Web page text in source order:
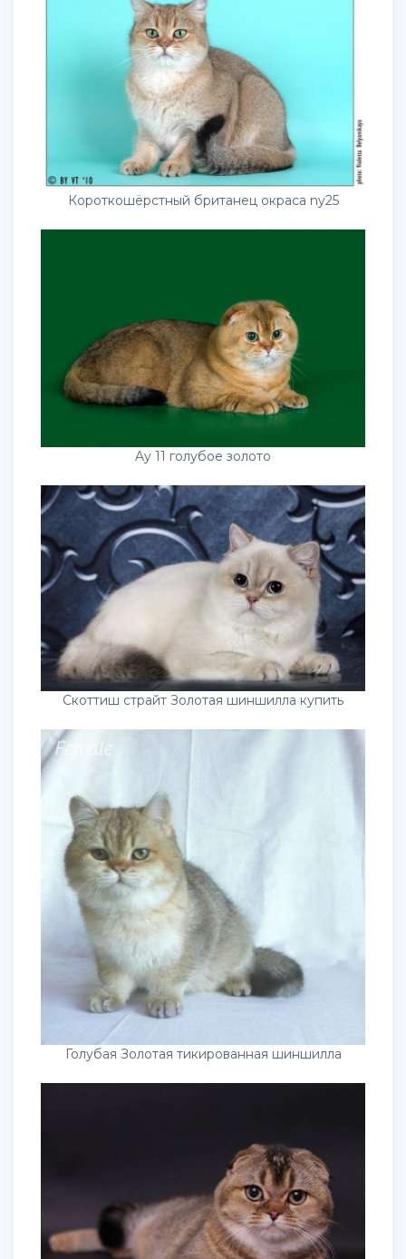
Короткошёрстный британец окраса ny25
Ay 11 голубое золото
Скоттиш страйт Золотая шиншилла купить
Голубая Золотая тикированная шиншилла